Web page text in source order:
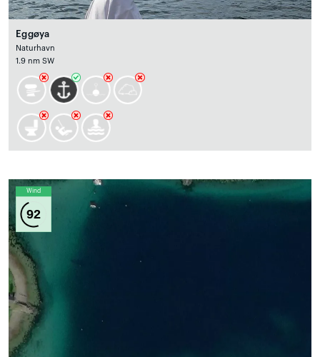
Eggøya
Naturhavn
1.9 nm SW
Wind
92